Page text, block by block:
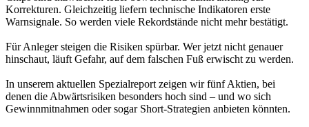
Korrekturen. Gleichzeitig liefern technische Indikatoren erste
Warnsignale. So werden viele Rekordstände nicht mehr bestätigt.
Für Anleger steigen die Risiken spürbar. Wer jetzt nicht genauer
hinschaut, läuft Gefahr, auf dem falschen Fuß erwischt zu werden.
In unserem aktuellen Spezialreport zeigen wir fünf Aktien, bei
denen die Abwärtsrisiken besonders hoch sind – und wo sich
Gewinnmitnahmen oder sogar Short-Strategien anbieten könnten.